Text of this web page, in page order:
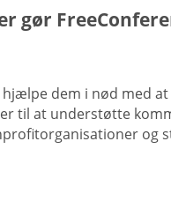
gør
dem i nød med
til at understøtte
og